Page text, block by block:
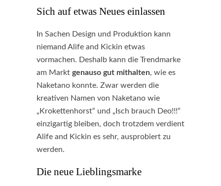
Sich auf etwas Neues einlassen
In Sachen Design und Produktion kann
niemand Alife and Kickin etwas
vormachen. Deshalb kann die Trendmarke
am Markt genauso gut mithalten, wie es
Naketano konnte. Zwar werden die
kreativen Namen von Naketano wie
„Krokettenhorst“ und „Isch brauch Deo!!!“
einzigartig bleiben, doch trotzdem verdient
Alife and Kickin es sehr, ausprobiert zu
werden.
Die neue Lieblingsmarke